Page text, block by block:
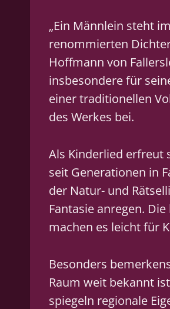
„Ein Männlein steht
renommierten
Hoffmann von
insbesondere für
einer traditionellen
des Werkes bei.
Als Kinderlied erfreut
seit Generationen in
der Natur- und
Fantasie anregen.
machen es leicht für
Besonders
Raum weit bekannt
spiegeln regionale